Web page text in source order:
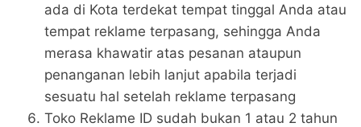
ada di Kota terdekat tempat tinggal Anda atau
tempat reklame terpasang, sehingga Anda
merasa khawatir atas pesanan ataupun
penanganan lebih lanjut apabila terjadi
sesuatu hal setelah reklame terpasang
Toko Reklame ID sudah bukan 1 atau 2 tahun